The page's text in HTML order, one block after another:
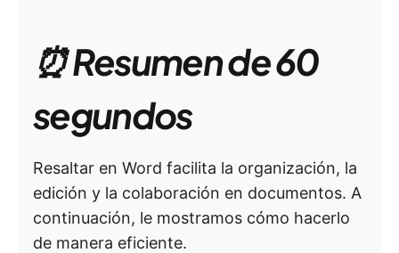
⏰ Resumen de 60
segundos
Resaltar en Word facilita la organización, la
edición y la colaboración en documentos. A
continuación, le mostramos cómo hacerlo
de manera eficiente.